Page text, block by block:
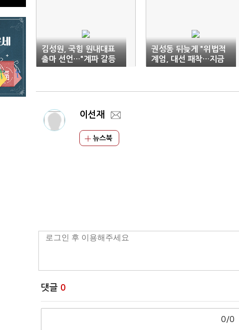
김성원, 국힘 원내대표
출마 선언…"계파 갈등
끝내야"
권성동 뒤늦게 "위법적
계엄, 대선 패착…지금
도 이해 불가"
이선재
뉴스북
댓글 0
0/0